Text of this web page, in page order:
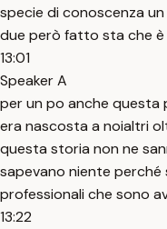
specie di conoscenza
due però fatto sta che
13:01
Speaker A
per un po anche questa
era nascosta a noialtri
questa storia non ne
sapevano niente
professionali che sono
13:22